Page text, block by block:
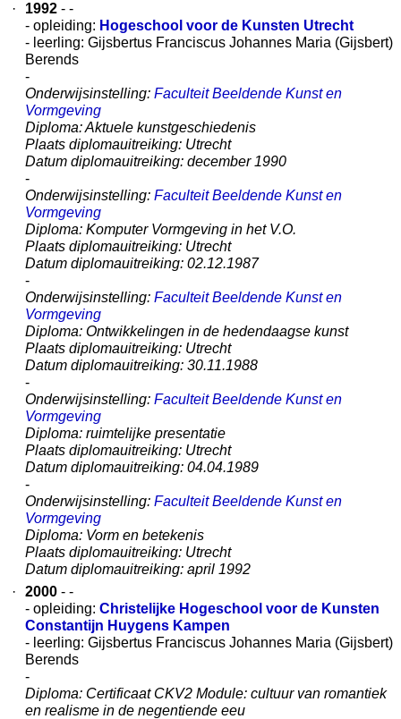
· 1992 - -
- opleiding: Hogeschool voor de Kunsten Utrecht
- leerling: Gijsbertus Franciscus Johannes Maria (Gijsbert)
Berends
-
Onderwijsinstelling: Faculteit Beeldende Kunst en
Vormgeving
Diploma: Aktuele kunstgeschiedenis
Plaats diplomauitreiking: Utrecht
Datum diplomauitreiking: december 1990
-
Onderwijsinstelling: Faculteit Beeldende Kunst en
Vormgeving
Diploma: Komputer Vormgeving in het V.O.
Plaats diplomauitreiking: Utrecht
Datum diplomauitreiking: 02.12.1987
-
Onderwijsinstelling: Faculteit Beeldende Kunst en
Vormgeving
Diploma: Ontwikkelingen in de hedendaagse kunst
Plaats diplomauitreiking: Utrecht
Datum diplomauitreiking: 30.11.1988
-
Onderwijsinstelling: Faculteit Beeldende Kunst en
Vormgeving
Diploma: ruimtelijke presentatie
Plaats diplomauitreiking: Utrecht
Datum diplomauitreiking: 04.04.1989
-
Onderwijsinstelling: Faculteit Beeldende Kunst en
Vormgeving
Diploma: Vorm en betekenis
Plaats diplomauitreiking: Utrecht
Datum diplomauitreiking: april 1992
·
2000 - -
- opleiding: Christelijke Hogeschool voor de Kunsten
Constantijn Huygens Kampen
- leerling: Gijsbertus Franciscus Johannes Maria (Gijsbert)
Berends
-
Diploma: Certificaat CKV2 Module: cultuur van romantiek
en realisme in de negentiende eeu